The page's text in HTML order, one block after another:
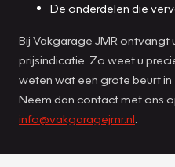
De onderdelen die
Bij Vakgarage JMR ontvangt
prijsindicatie. Zo weet u
weten wat een grote beurt
Neem dan contact met ons
info@vakgaragejmr.nl